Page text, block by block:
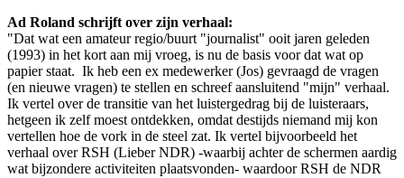
Ad Roland schrijft over zijn verhaal:
"Dat wat een amateur regio/buurt "journalist" ooit jaren geleden
(1993) in het kort aan mij vroeg, is nu de basis voor dat wat op
papier staat. Ik heb een ex medewerker (Jos) gevraagd de vragen
(en nieuwe vragen) te stellen en schreef aansluitend "mijn" verhaal.
Ik vertel over de transitie van het luistergedrag bij de luisteraars,
hetgeen ik zelf moest ontdekken, omdat destijds niemand mij kon
vertellen hoe de vork in de steel zat. Ik vertel bijvoorbeeld het
verhaal over RSH (Lieber NDR) -waarbij achter de schermen aardig
wat bijzondere activiteiten plaatsvonden- waardoor RSH de NDR